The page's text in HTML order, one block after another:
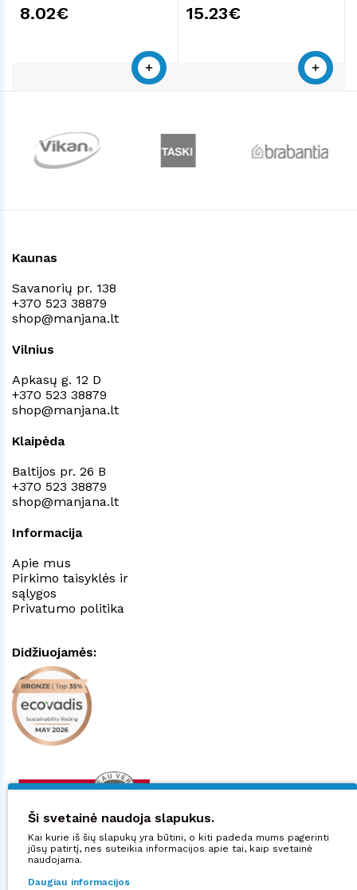
8.02€ 15.23€
Kaunas
Savanorių pr. 138
+370 523 38879
shop@manjana.lt
Vilnius
Apkasų g. 12 D
+370 523 38879
shop@manjana.lt
Klaipėda
Baltijos pr. 26 B
+370 523 38879
shop@manjana.lt
Informacija
Apie mus
Pirkimo taisyklės ir
sąlygos
Privatumo politika
Didžiuojamės:
Ši svetainė naudoja slapukus.
Kai kurie iš šių slapukų yra būtini, o kiti padeda mums pagerinti
jūsų patirtį, nes suteikia informacijos apie tai, kaip svetainė
naudojama.
Daugiau informacijos